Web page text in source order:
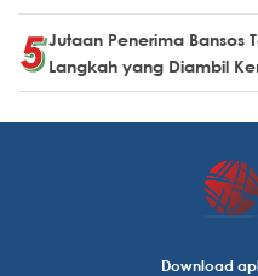
Jutaan Penerima Bansos
Langkah yang Diambil
Download